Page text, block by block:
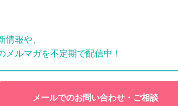
報や、
ルマガを不定期で配信中！
メールでのお問い合わせ・ご相談